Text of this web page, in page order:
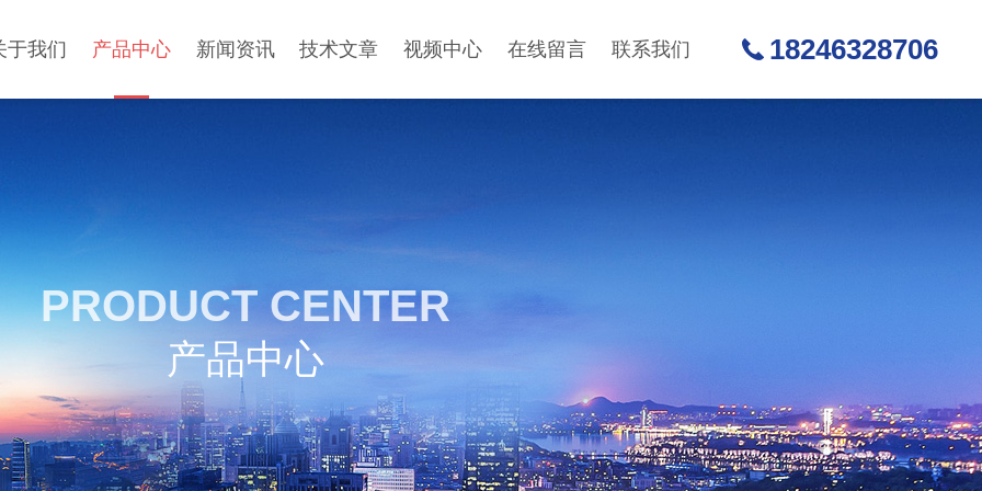
于我们 产品中心 新闻资讯 技术文章 视频中心 在线留言 联系我们 18246328706
PRODUCT CENTER
产品中心